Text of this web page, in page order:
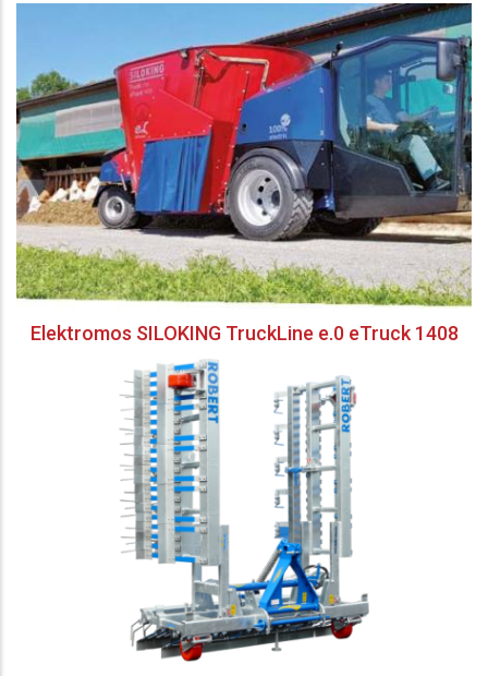
Elektromos SILOKING TruckLine e.0 eTruck 1408